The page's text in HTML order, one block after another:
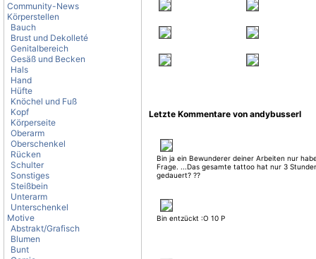
Community-News
Körperstellen
Bauch
Brust und Dekolleté
Genitalbereich
Gesäß und Becken
Hals
Hand
Hüfte
Knöchel und Fuß
Kopf
Körperseite
Oberarm
Oberschenkel
Rücken
Schulter
Sonstiges
Steißbein
Unterarm
Unterschenkel
Motive
Abstrakt/Grafisch
Blumen
Bunt
Letzte Kommentare von andybusserl
Bin ja ein Bewunderer deiner Arbeiten nur
Frage. ...Das gesamte tattoo hat nur 3
gedauert? ??
Bin entzückt :O 10 P